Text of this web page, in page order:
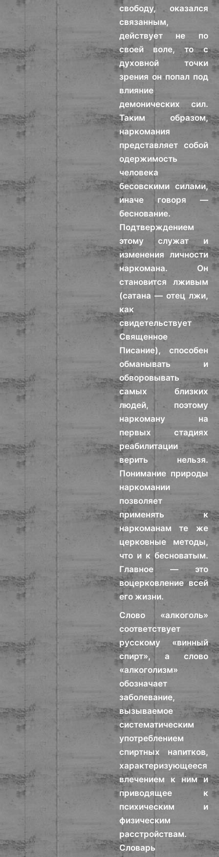
свободу, оказался
связанным,
действует не по
своей воле, то с
духовной точки
зрения он попал под
влияние
демонических сил.
Таким образом,
наркомания
представляет собой
одержимость
человека
бесовскими силами,
иначе говоря —
беснование.
Подтверждением
этому служат и
изменения личности
наркомана. Он
становится лживым
(сатана — отец лжи,
как
свидетельствует
Священное
Писание), способен
обманывать и
обворовывать
самых близких
людей, поэтому
наркоману на
первых стадиях
реабилитации
верить нельзя.
Понимание природы
наркомании
позволяет
применять к
наркоманам те же
церковные методы,
что и к бесноватым.
Главное — это
воцерковление всей
его жизни.
Слово «алкоголь»
соответствует
русскому «винный
спирт», а слово
«алкоголизм»
обозначает
заболевание,
вызываемое
систематическим
употреблением
спиртных напитков,
характеризующееся
влечением к ним и
приводящее к
психическим и
физическим
расстройствам.
Словарь